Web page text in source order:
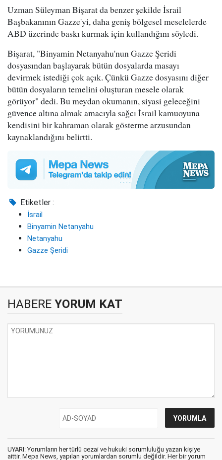
Uzman Süleyman Bişarat da benzer şekilde İsrail
Başbakanının Gazze'yi, daha geniş bölgesel meselelerde
ABD üzerinde baskı kurmak için kullandığını söyledi.
Bişarat, "Binyamin Netanyahu'nun Gazze Şeridi
dosyasından başlayarak bütün dosyalarda masayı
devirmek istediği çok açık. Çünkü Gazze dosyasını diğer
bütün dosyaların temelini oluşturan mesele olarak
görüyor" dedi. Bu meydan okumanın, siyasi geleceğini
güvence altına almak amacıyla sağcı İsrail kamuoyuna
kendisini bir kahraman olarak gösterme arzusundan
kaynaklandığını belirtti.
Etiketler :
İsrail
Binyamin Netanyahu
Netanyahu
Gazze Şeridi
HABERE YORUM KAT
UYARI: Yorumların her türlü cezai ve hukuki sorumluluğu yazan kişiye
aittir. Mepa News, yapılan yorumlardan sorumlu değildir. Her bir yorum